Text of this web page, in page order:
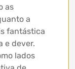
as
a
fantástica
e dever.
lados